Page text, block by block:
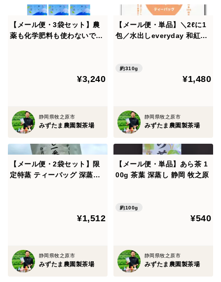
【メール便・3袋セット】農
薬も化学肥料も使わないで育
¥3,240
静岡県牧之原市
みずたま農園製茶場
【メール便・単品】＼2ℓに1
包／水出しeveryday 和紅茶
約310g
¥1,480
静岡県牧之原市
みずたま農園製茶場
【メール便・2袋セット】限
定特蒸 ティーバッグ 深蒸し
¥1,512
静岡県牧之原市
みずたま農園製茶場
【メール便・単品】あら茶 1
00g 茶葉 深蒸し 静岡 牧之原
約100g
¥540
静岡県牧之原市
みずたま農園製茶場